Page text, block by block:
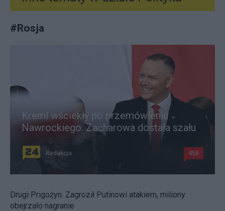
#Rosja
Kreml wściekły po przemówieniu
Nawrockiego. Zacharowa dostała szału
Redakcja 458
Drugi Prigożyn. Zagroził Putinowi atakiem, miliony
obejrzało nagranie